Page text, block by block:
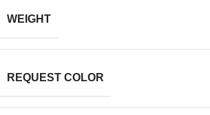
WEIGHT
REQUEST COLOR